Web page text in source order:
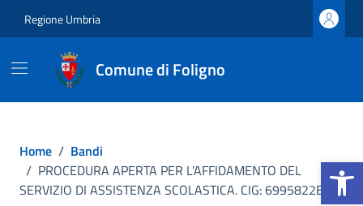
Apri la
Regione Umbria
Comune di Foligno
Home / Bandi
/ PROCEDURA APERTA PER L’AFFIDAMENTO DEL
SERVIZIO DI ASSISTENZA SCOLASTICA. CIG: 6995822EEE.